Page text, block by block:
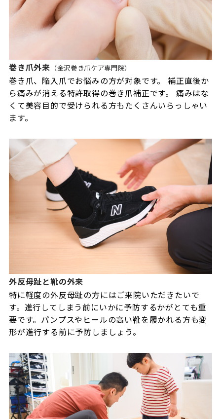
巻き爪外来 （金沢巻き爪ケア専門院）
巻き爪、陥入爪でお悩みの方が対象です。 補正直後か
ら痛みが消える特許取得の巻き爪補正です。 痛みはな
くて美容目的で受けられる方もたくさんいらっしゃい
ます。
外反母趾と靴の外来
特に軽度の外反母趾の方にはご来院いただきたいで
す。進行してしまう前にいかに予防するかがとても重
要です。パンプスやヒールの高い靴を履かれる方も変
形が進行する前に予防しましょう。